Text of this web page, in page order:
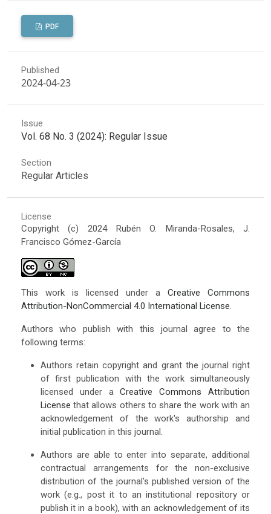
PDF
Published
2024-04-23
Issue
Vol. 68 No. 3 (2024): Regular Issue
Section
Regular Articles
License
Copyright (c) 2024 Rubén O. Miranda-Rosales, J.
Francisco Gómez-García
This work is licensed under aCreative Commons
Attribution-NonCommercial 4.0 International License.
Authors who publish with this journal agree to the
following terms:
Authors retain copyright and grant the journal right
of first publication with the work simultaneously
licensed under aCreative Commons Attribution
License that allows others to share the work with an
acknowledgement of the work's authorship and
initial publication in this journal.
Authors are able to enter into separate, additional
contractual arrangements for the non-exclusive
distribution of the journal's published version of the
work (e.g., post it to an institutional repository or
publish it in a book), with an acknowledgement of its